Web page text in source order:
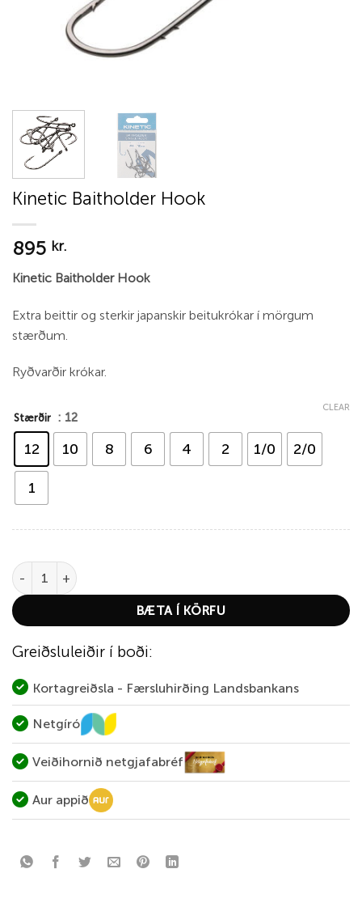
Kinetic Baitholder Hook
895 kr.
Kinetic Baitholder Hook
Extra beittir og sterkir japanskir beitukrókar í mörgum
stærðum.
Ryðvarðir krókar.
Stærðir : 12
12 10 8 6 4 2 1/0 2/0
1
CLEAR
Kinetic Baitholder Hook quantity
BÆTA Í KÖRFU
Greiðsluleiðir í boði:
Kortagreiðsla - Færsluhirðing Landsbankans
Netgíró
Veiðihornið netgjafabréf
Aur appið